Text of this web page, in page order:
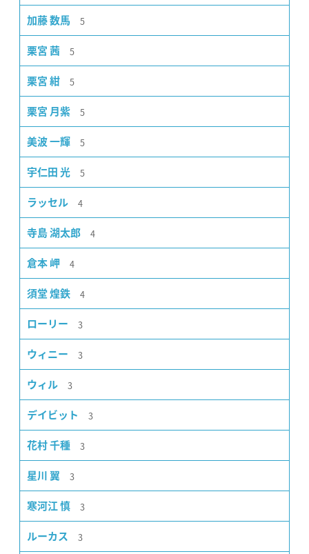
加藤 数馬 5
栗宮 茜 5
栗宮 紺 5
栗宮 月紫 5
美波 一輝 5
宇仁田 光 5
ラッセル 4
寺島 湖太郎 4
倉本 岬 4
須堂 煌鉄 4
ローリー 3
ウィニー 3
ウィル 3
デイビット 3
花村 千種 3
星川 翼 3
寒河江 慎 3
ルーカス 3